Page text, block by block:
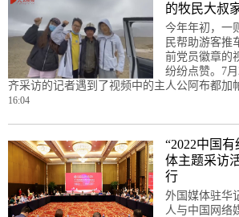
的牧民大叔
今年年初，一
民帮助游客推
前党员徽章的
纷纷点赞。7
齐采访的记者遇到了视频中的主人公阿布都加
16:04
“2022中国
体主题采访
行
外国媒体驻华
人与中国网络